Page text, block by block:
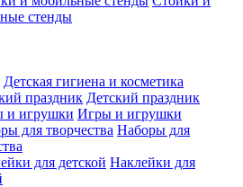
стенды
Детская гигиена и косметика
Детский праздник
Игры и игрушки
Наборы для
Наклейки для